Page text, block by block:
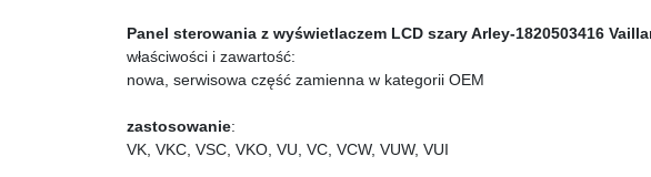
Panel sterowania z wyświetlaczem LCD szary Arley-1820503416
właściwości i zawartość:
nowa, serwisowa część zamienna w kategorii OEM
zastosowanie:
VK, VKC, VSC, VKO, VU, VC, VCW, VUW, VUI